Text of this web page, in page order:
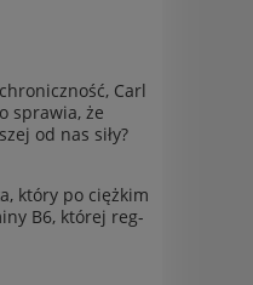
Carl
sprawia, że
od nas siły?
który po ciężkim
B6, której reg­